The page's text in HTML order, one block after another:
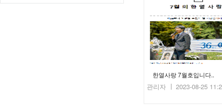
한열사랑 7월호입니다..
관리자 2023-08-25